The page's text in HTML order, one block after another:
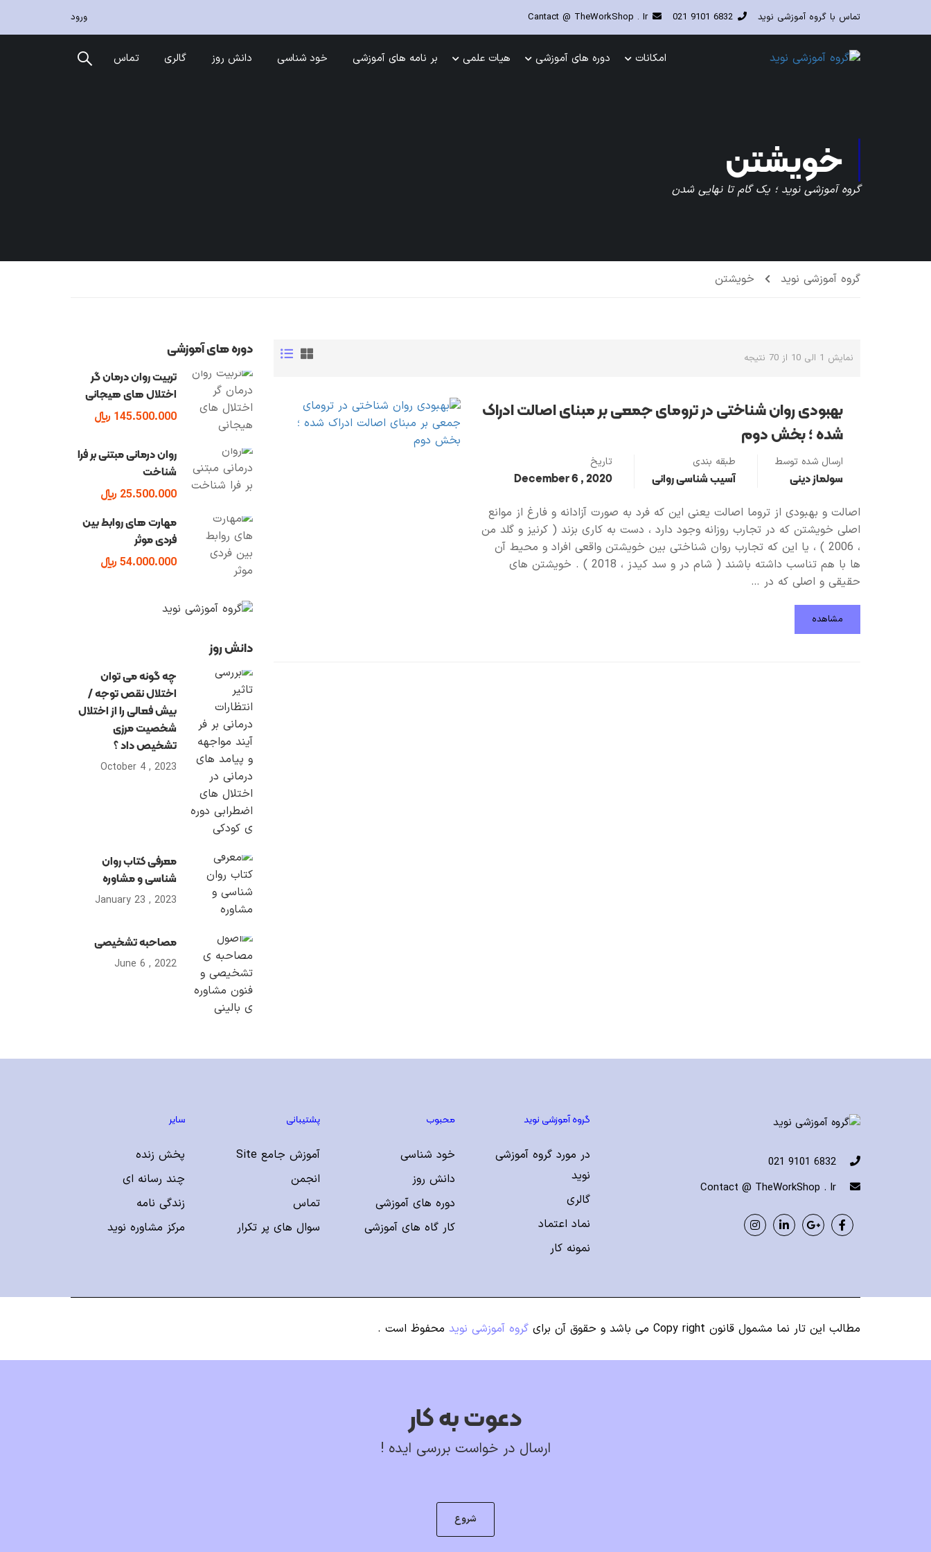
تماس با گروه آموزشی نوید 6832 9101 021
Cantact @ TheWorkShop . Ir ورود
امکانات دوره های آموزشی هیات علمی بر نامه های آموزشی خود شناسی دانش روز گالری تماس
خویشتن
گروه آموزشی نوید ؛ یک گام تا نهایی شدن
گروه آموزشی نوید خویشتن
نمایش 1 الی 10 از 70 نتیجه
بهبودی روان شناختی در ترومای جمعی بر مبنای اصالت ادراک
شده ؛ بخش دوم
ارسال شده توسط
سولماز دینی
طبقه بندی
آسیب شناسی روانی
تاریخ
2020 , December 6
اصالت و بهبودی از تروما اصالت یعنی این که فرد به صورت آزادانه و فارغ از موانع
اصلی خویشتن که در تجارب روزانه وجود دارد ، دست به کاری بزند ( کرنیز و گلد من
، 2006 ) ، یا این که تجارب روان شناختی بین خویشتن واقعی افراد و محیط آن
ها با هم تناسب داشته باشند ( شام در و سد کیدز ، 2018 ) . خویشتن های
حقیقی و اصلی که در …
مشاهده
دوره های آموزشی
تربیت روان درمان گر
اختلال های هیجانی
145.500.000 ﷼
روان درمانی مبتنی بر فرا
شناخت
25.500.000 ﷼
مهارت های روابط بین
فردی موثر
54.000.000 ﷼
دانش روز
چه گونه می توان
اختلال نقص توجه /
بیش فعالی را از اختلال
شخصیت مرزی
تشخیص داد ؟
2023 , October 4
معرفی کتاب روان
شناسی و مشاوره
2023 , January 23
مصاحبه تشخیصی
2022 , June 6
6832 9101 021
Contact @ TheWorkShop . Ir
گروه آموزشی نوید
در مورد گروه آموزشی
نوید
گالری
نماد اعتماد
نمونه کار
محبوب
خود شناسی
دانش روز
دوره های آموزشی
کار گاه های آموزشی
پشتیبانی
آموزش جامع Site
انجمن
تماس
سوال های پر تکرار
سایر
پخش زنده
چند رسانه ای
زندگی نامه
مرکز مشاوره نوید
مطالب این تار نما مشمول قانون Copy right می باشد و حقوق آن برای گروه آموزشی نوید محفوظ است .
دعوت به کار
ارسال در خواست بررسی ایده !
شروع